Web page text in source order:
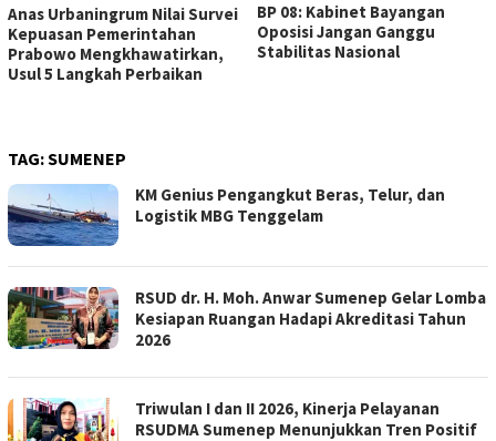
Anas Urbaningrum Nilai Survei
Kepuasan Pemerintahan
Prabowo Mengkhawatirkan,
Usul 5 Langkah Perbaikan
BP 08: Kabinet Bayangan
Oposisi Jangan Ganggu
Stabilitas Nasional
TAG:SUMENEP
KM Genius Pengangkut Beras, Telur, dan
Logistik MBG Tenggelam
RSUD dr. H. Moh. Anwar Sumenep Gelar Lomba
Kesiapan Ruangan Hadapi Akreditasi Tahun
2026
Triwulan I dan II 2026, Kinerja Pelayanan
RSUDMA Sumenep Menunjukkan Tren Positif